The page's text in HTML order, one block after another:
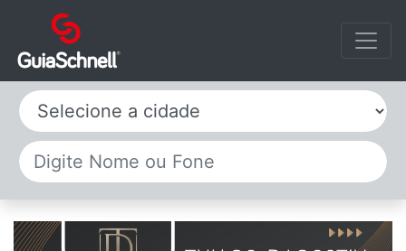
Selecione a cidade